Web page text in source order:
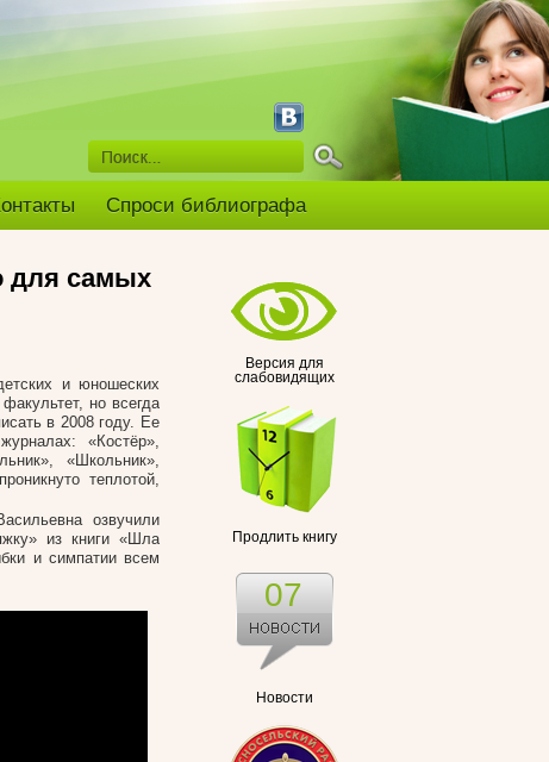
Спроси библиографа
Версия для
слабовидящих
Продлить книгу
Новости
07
для самых
и юношеских
но всегда
в 2008 году. Ее
«Костёр»,
«Школьник»,
теплотой,
озвучили
из книги «Шла
и симпатии всем